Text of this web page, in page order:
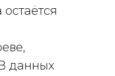
данных